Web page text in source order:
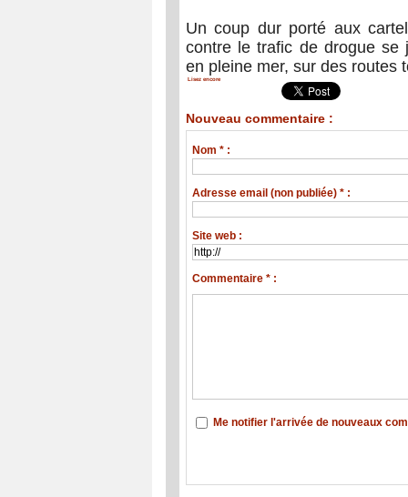
Un coup dur porté aux
contre le trafic de drogue se
en pleine mer, sur des routes
Lisez encore
Nouveau commentaire :
Nom * :
Adresse email (non publiée) * :
Site web :
Commentaire * :
Me notifier l'arrivée de nouveaux